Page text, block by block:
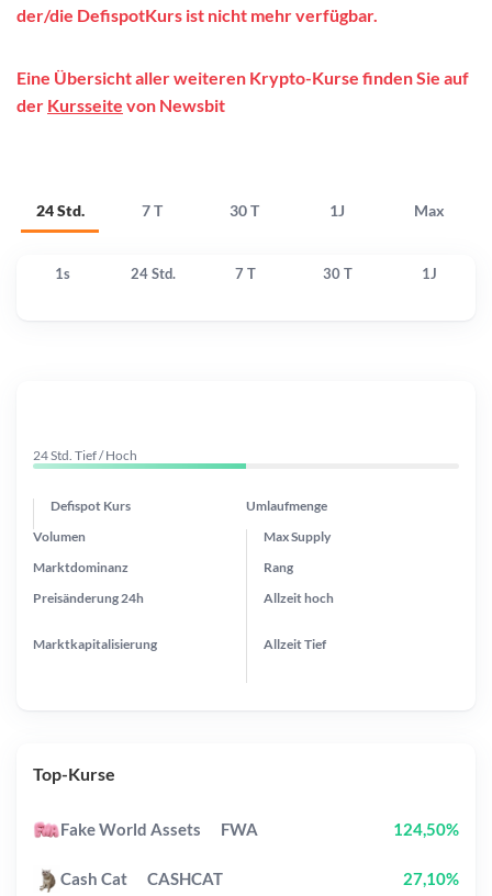
24 Std. 7 T 30 T 1J Max
der/die DefispotKurs ist nicht mehr verfügbar.
Eine Übersicht aller weiteren Krypto-Kurse finden Sie auf
der Kursseite von Newsbit
1s 24 Std. 7 T 30 T 1J
24 Std. Tief / Hoch
Defispot Kurs Umlaufmenge
Preisänderung 24h
Max Supply
Marktdominanz
Marktkapitalisierung
Volumen
Rang
Allzeithoch
AllzeitTief
Top-Kurse
Fake World Assets FWA 124,50%
Cash Cat CASHCAT 27,10%